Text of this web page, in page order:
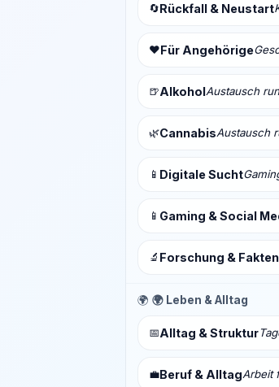
🔄Rückfall & Neustart
❤️Für Angehörige
🍺AlkoholAustausch
🌿CannabisAustausch
📱 Digitale Sucht
📱 Gaming & Social
🔬 Forschung & Fakten
🌍 🌍 Leben & Alltag
📅Alltag & Struktur
💼Beruf & AlltagArbeit